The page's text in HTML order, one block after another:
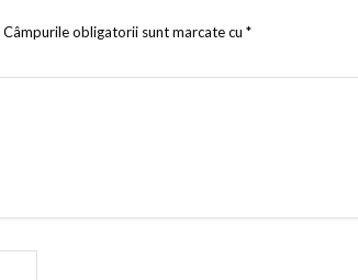
Câmpurile obligatorii sunt marcate cu *